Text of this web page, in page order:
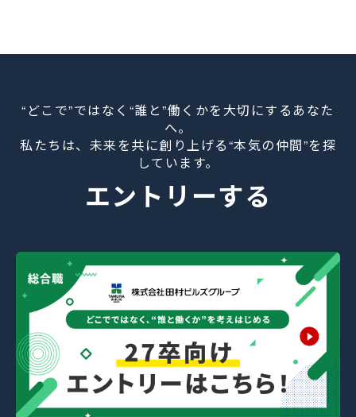
“どこで”ではなく“誰と”働くかを大切にするあなた
へ。
私たちは、未来を共に創り上げる“本気の仲間”を探
しています。
エントリーする